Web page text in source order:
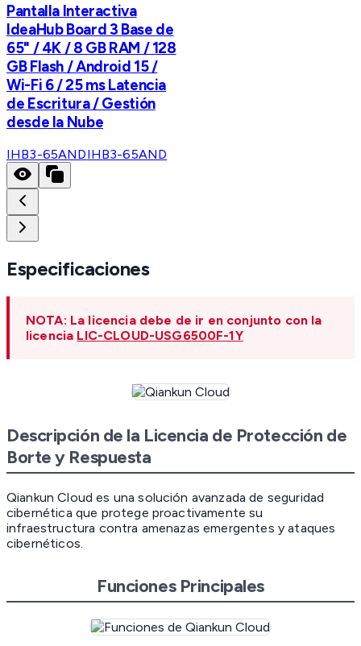
Pantalla Interactiva
IdeaHub Board 3 Base de
65" / 4K / 8 GB RAM / 128
GB Flash / Android 15 /
Wi-Fi 6 / 25 ms Latencia
de Escritura / Gestión
desde la Nube
IHB3-65ANDIHB3-65AND
Especificaciones
NOTA: La licencia debe de ir en conjunto con la
licencia LIC-CLOUD-USG6500F-1Y
Descripción de la Licencia de Protección de
Borte y Respuesta
Qiankun Cloud es una solución avanzada de seguridad
cibernética que protege proactivamente su
infraestructura contra amenazas emergentes y ataques
cibernéticos.
Funciones Principales